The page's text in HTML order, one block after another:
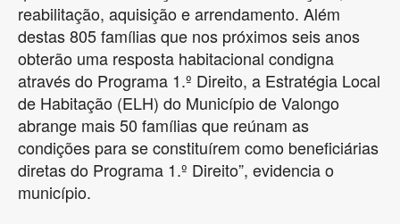
reabilitação, aquisição e arrendamento. Além
destas 805 famílias que nos próximos seis anos
obterão uma resposta habitacional condigna
através do Programa 1.º Direito, a Estratégia Local
de Habitação (ELH) do Município de Valongo
abrange mais 50 famílias que reúnam as
condições para se constituírem como beneficiárias
diretas do Programa 1.º Direito”, evidencia o
município.